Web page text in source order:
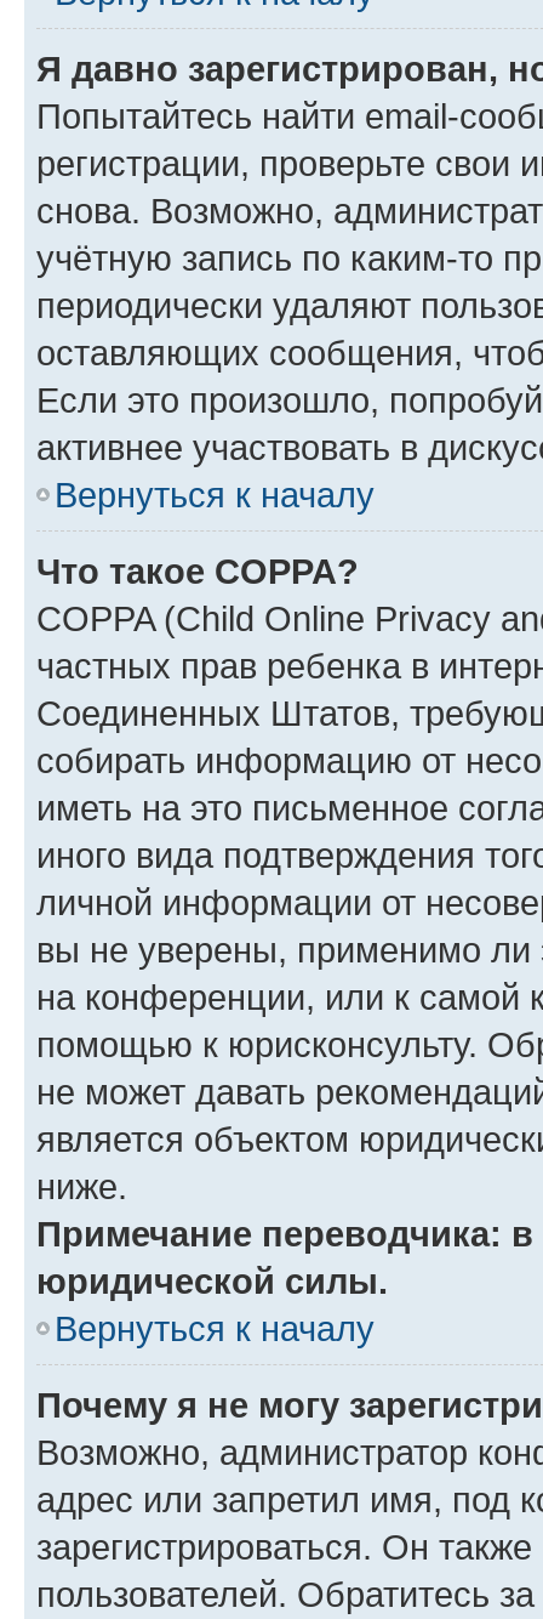
Я давно зарегистрирован,
Попытайтесь найти email-
регистрации, проверьте свои
снова. Возможно,
учётную запись по каким-то
периодически удаляют
оставляющих сообщения,
Если это произошло,
активнее участвовать в
Вернуться к началу
Что такое COPPA?
COPPA (Child Online Privacy
частных прав ребенка в
Соединенных Штатов,
собирать информацию от
иметь на это письменное
иного вида подтверждения
личной информации от
вы не уверены, применимо ли
на конференции, или к самой
помощью к юрисконсульту.
не может давать
является объектом
ниже.
Примечание переводчика:
юридической силы.
Вернуться к началу
Почему я не могу
Возможно, администратор
адрес или запретил имя, под
зарегистрироваться. Он
пользователей. Обратитесь